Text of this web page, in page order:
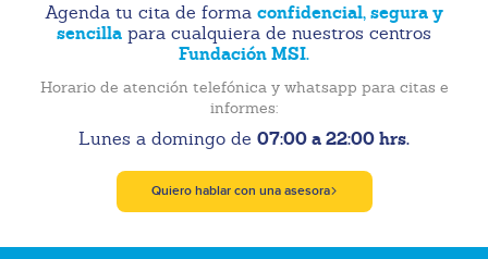
Agenda tu cita de forma confidencial, segura y
sencilla para cualquiera de nuestros centros
Fundación MSI.
Horario de atención telefónica y whatsapp para citas e
informes:
Lunes a domingo de 07:00 a 22:00 hrs.
Quiero hablar con una asesora